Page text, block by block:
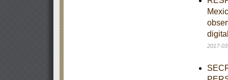
2017-